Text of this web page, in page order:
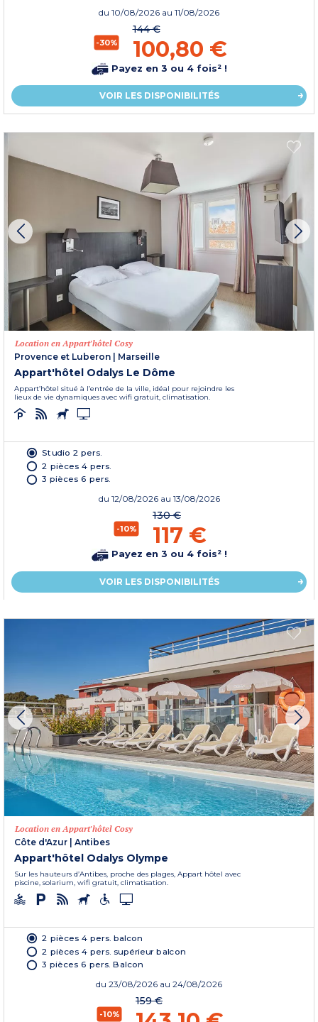
du 10/08/2026 au 11/08/2026
-30%
144 €
100,80 €
Payez en 3 ou 4 fois² !
VOIR LES DISPONIBILITÉS
Location en Appart'hôtel Cosy
Provence et Luberon | Marseille
Appart'hôtel Odalys Le Dôme
Appart’hôtel situé à l’entrée de la ville, idéal pour rejoindre les
lieux de vie dynamiques avec wifi gratuit, climatisation.
Studio 2 pers.
2 pièces 4 pers.
3 pièces 6 pers.
du 12/08/2026 au 13/08/2026
-10%
130 €
117 €
Payez en 3 ou 4 fois² !
VOIR LES DISPONIBILITÉS
Location en Appart'hôtel Cosy
Côte d'Azur | Antibes
Appart'hôtel Odalys Olympe
Sur les hauteurs d’Antibes, proche des plages, Appart hôtel avec
piscine, solarium, wifi gratuit, climatisation.
2 pièces 4 pers. balcon
2 pièces 4 pers. supérieur balcon
3 pièces 6 pers. Balcon
du 23/08/2026 au 24/08/2026
-10%
159 €